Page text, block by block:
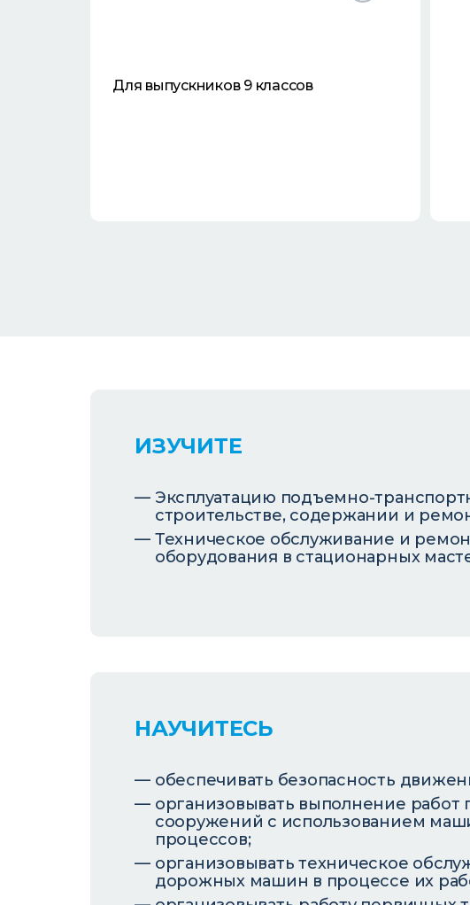
Для выпускников 9 классов
ИЗУЧИТЕ
Эксплуатацию подъемно-
строительстве, содержании и
Техническое обслуживание и
оборудования в стационарных
НАУЧИТЕСЬ
обеспечивать безопасность
организовывать выполнение
сооружений с использованием
процессов;
организовывать техническое
дорожных машин в процессе их